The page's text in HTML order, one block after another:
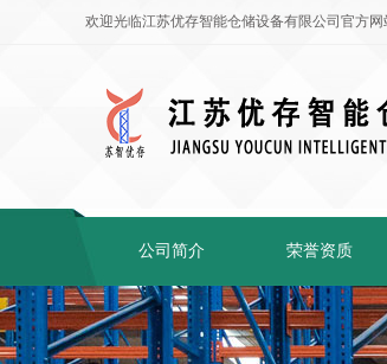
欢迎光临江苏优存智能仓储设备有限公司官方网
公司简介 荣誉资质